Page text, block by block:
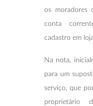
os moradores
conta
cadastro em
Na nota,
para um
serviço, que
proprietário